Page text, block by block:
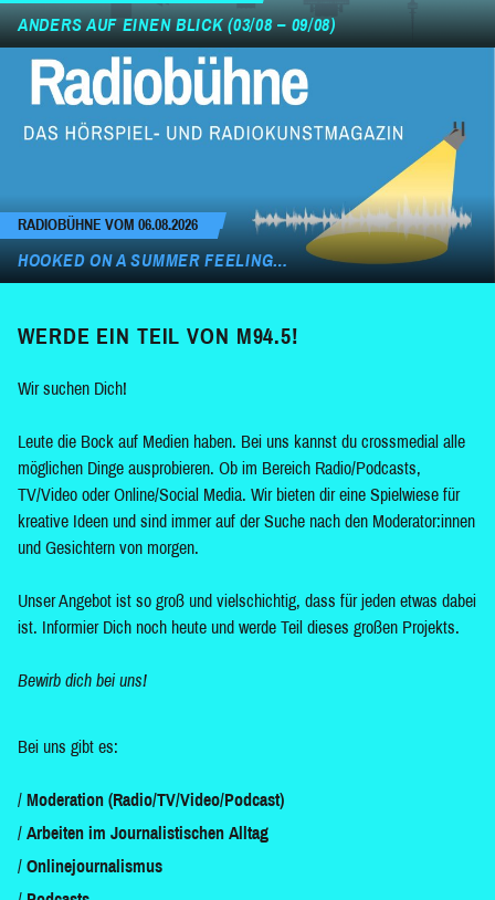
ANDERS AUF EINEN BLICK (03/08 – 09/08)
RADIOBÜHNE VOM 06.08.2026
HOOKED ON A SUMMER FEELING…
WERDE EIN TEIL VON M94.5!
Wir suchen Dich!
Leute die Bock auf Medien haben. Bei uns kannst du crossmedial alle
möglichen Dinge ausprobieren. Ob im Bereich Radio/Podcasts,
TV/Video oder Online/Social Media. Wir bieten dir eine Spielwiese für
kreative Ideen und sind immer auf der Suche nach den Moderator:innen
und Gesichtern von morgen.
Unser Angebot ist so groß und vielschichtig, dass für jeden etwas dabei
ist. Informier Dich noch heute und werde Teil dieses großen Projekts.
Bewirb dich bei uns!
Bei uns gibt es:
Moderation (Radio/TV/Video/Podcast)
Arbeiten im Journalistischen Alltag
Onlinejournalismus